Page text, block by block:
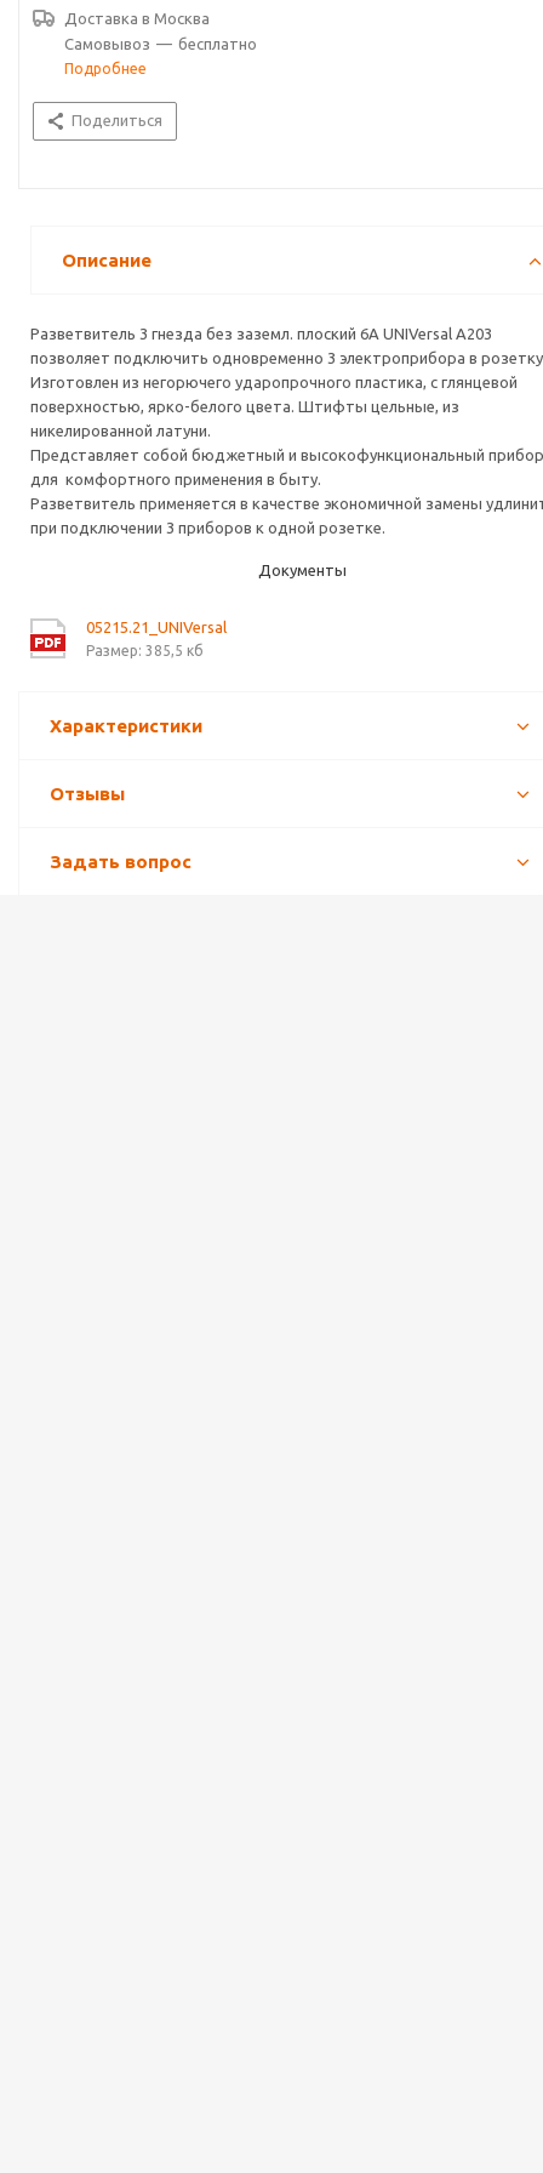
Доставка в Москва
Самовывоз — бесплатно
Подробнее
Поделиться
Описание
Разветвитель 3 гнезда без заземл. плоский 6А UNIVersal А203
позволяет подключить одновременно 3 электроприбора в
Изготовлен из негорючего ударопрочного пластика, c глянцевой
поверхностью, ярко-белого цвета. Штифты цельные, из
никелированной латуни.
Представляет собой бюджетный и высокофункциональный прибор
для комфортного применения в быту.
Разветвитель применяется в качестве экономичной замены
при подключении 3 приборов к одной розетке.
Документы
05215.21_UNIVersal
Размер: 385,5 кб
Характеристики
Отзывы
Задать вопрос